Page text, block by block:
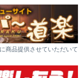
商品提供させていただいて